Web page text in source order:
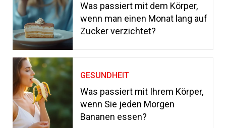
Was passiert mit dem Körper,
wenn man einen Monat lang auf
Zucker verzichtet?
GESUNDHEIT
Was passiert mit Ihrem Körper,
wenn Sie jeden Morgen
Bananen essen?